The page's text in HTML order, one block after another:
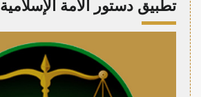
تطبيق دستور الأمة الإسلامية